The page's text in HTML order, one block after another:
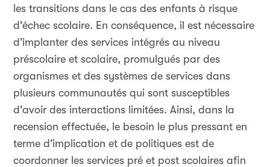
les transitions dans le cas des enfants à risque
d'échec scolaire. En conséquence, il est nécessaire
d'implanter des services intégrés au niveau
préscolaire et scolaire, promulgués par des
organismes et des systèmes de services dans
plusieurs communautés qui sont susceptibles
d'avoir des interactions limitées. Ainsi, dans la
recension effectuée, le besoin le plus pressant en
terme d'implication et de politiques est de
coordonner les services pré et post scolaires afin